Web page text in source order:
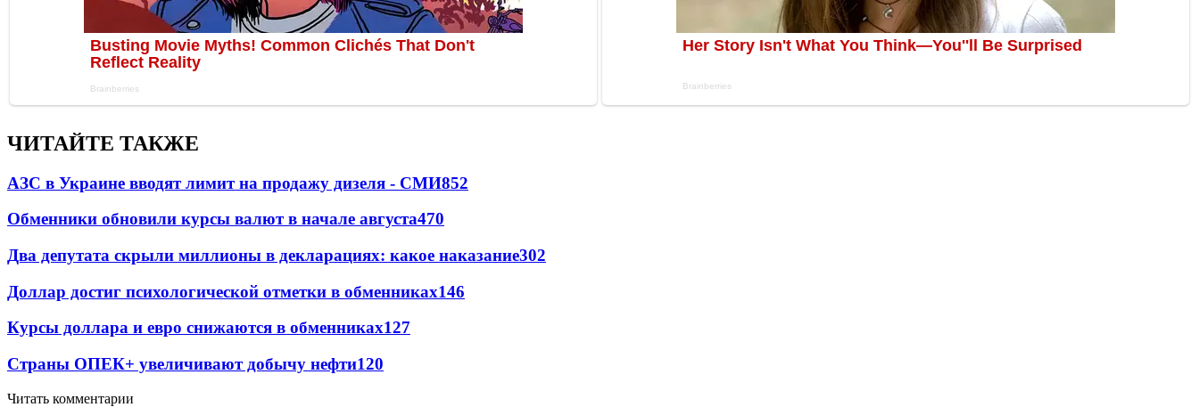
ЧИТАЙТЕ ТАКЖЕ
АЗС в Украине вводят лимит на продажу дизеля - СМИ852
Обменники обновили курсы валют в начале августа470
Два депутата скрыли миллионы в декларациях: какое наказание302
Доллар достиг психологической отметки в обменниках146
Курсы доллара и евро снижаются в обменниках127
Страны ОПЕК+ увеличивают добычу нефти120
Читать комментарии